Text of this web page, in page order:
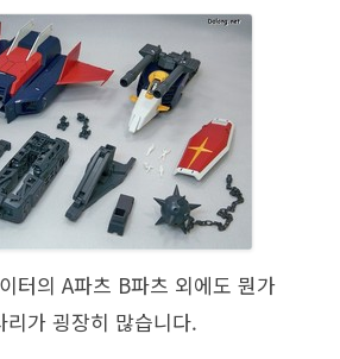
터의 A파츠 B파츠 외에도 뭔가
리가 굉장히 많습니다.